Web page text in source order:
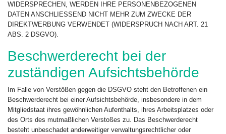
WIDERSPRECHEN, WERDEN IHRE PERSONENBEZOGENEN
DATEN ANSCHLIESSEND NICHT MEHR ZUM ZWECKE DER
DIREKTWERBUNG VERWENDET (WIDERSPRUCH NACH ART. 21
ABS. 2 DSGVO).
Beschwerde­recht bei der
zuständigen Aufsichts­behörde
Im Falle von Verstößen gegen die DSGVO steht den Betroffenen ein
Beschwerderecht bei einer Aufsichtsbehörde, insbesondere in dem
Mitgliedstaat ihres gewöhnlichen Aufenthalts, ihres Arbeitsplatzes oder
des Orts des mutmaßlichen Verstoßes zu. Das Beschwerderecht
besteht unbeschadet anderweitiger verwaltungsrechtlicher oder